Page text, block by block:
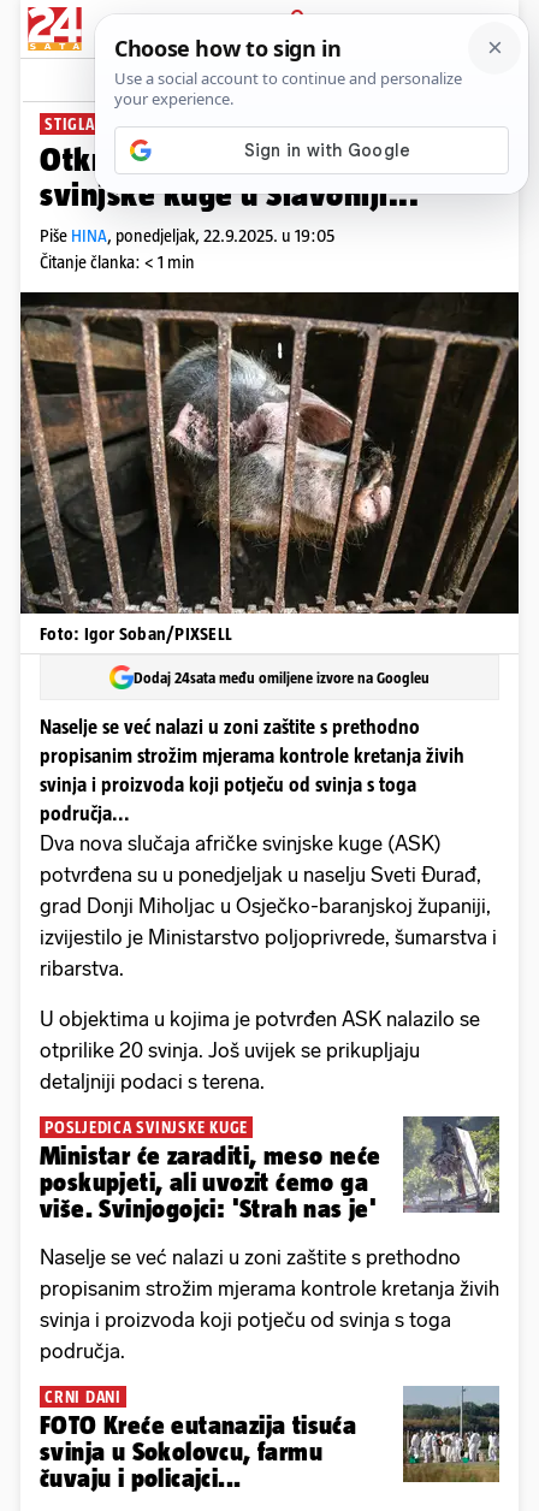
PRIJAVA
News Komentari
STIGLA POTVRDA
Otkrili dva nova slučaja afričke
svinjske kuge u Slavoniji...
Piše HINA, ponedjeljak, 22.9.2025. u 19:05
Čitanje članka: < 1 min
Foto: Igor Soban/PIXSELL
Dodaj 24sata među omiljene izvore na Googleu
Naselje se već nalazi u zoni zaštite s prethodno
propisanim strožim mjerama kontrole kretanja živih
svinja i proizvoda koji potječu od svinja s toga
područja...
Dva nova slučaja afričke svinjske kuge (ASK)
potvrđena su u ponedjeljak u naselju Sveti Đurađ,
grad Donji Miholjac u Osječko-baranjskoj županiji,
izvijestilo je Ministarstvo poljoprivrede, šumarstva i
ribarstva.
U objektima u kojima je potvrđen ASK nalazilo se
otprilike 20 svinja. Još uvijek se prikupljaju
detaljniji podaci s terena.
POSLJEDICA SVINJSKE KUGE
Ministar će zaraditi, meso neće
poskupjeti, ali uvozit ćemo ga
više. Svinjogojci: 'Strah nas je'
Naselje se već nalazi u zoni zaštite s prethodno
propisanim strožim mjerama kontrole kretanja živih
svinja i proizvoda koji potječu od svinja s toga
područja.
CRNI DANI
FOTO Kreće eutanazija tisuća
svinja u Sokolovcu, farmu
čuvaju i policajci...